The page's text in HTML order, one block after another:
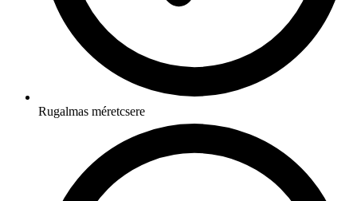
Rugalmas méretcsere